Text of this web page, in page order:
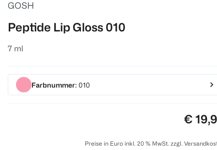
GOSH
Peptide Lip Gloss 010
7 ml
Farbnummer: 010
Preis:
€
Preise in Euro inkl. 20 % MwSt. zzgl.